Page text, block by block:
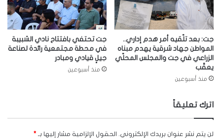
جت: بعد تلّقيه أمر هدم إداري..
المواطن جهاد شرقية يهدم مبناه
الزراعي في جت والمجلس المحلّي
يعقّب
منذ أسبوعين
جت تحتفي بافتتاح نادي الشبيبة
في محطة مجتمعية رائدة لصناعة
جيلٍ قيادي ومبادر
منذ أسبوعين
اترك تعليقاً
لن يتم نشر عنوان بريدك الإلكتروني. الحقول الإلزامية مشار إليها بـ *